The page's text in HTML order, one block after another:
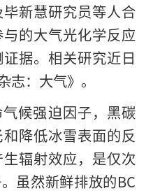
新慧研究员等人合
的大气光化学反应
据。相关研究近日
：大气》。
候强迫因子，黑碳
降低冰雪表面的反
辐射效应，是仅次
虽然新鲜排放的BC